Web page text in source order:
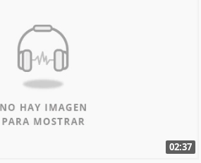
02:37